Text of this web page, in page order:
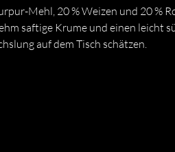
Mehl, 20 % Weizen und 20 %
saftige Krume und einen leicht
auf dem Tisch schätzen.